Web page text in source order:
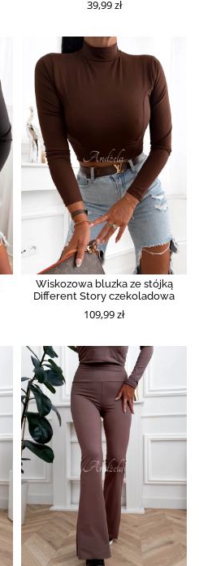
39,99 zł
Wiskozowa bluzka ze stójką
Different Story czekoladowa
109,99 zł